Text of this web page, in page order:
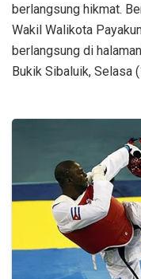
berlangsung hikmat.
Wakil Walikota
berlangsung di
Bukik Sibaluik, Selasa